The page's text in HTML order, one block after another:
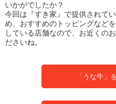
いかがでしたか？
今回は『すき家』で提供されて
め、おすすめのトッピングなど
している店舗なので、お近くの
ださいね。
「うな牛」